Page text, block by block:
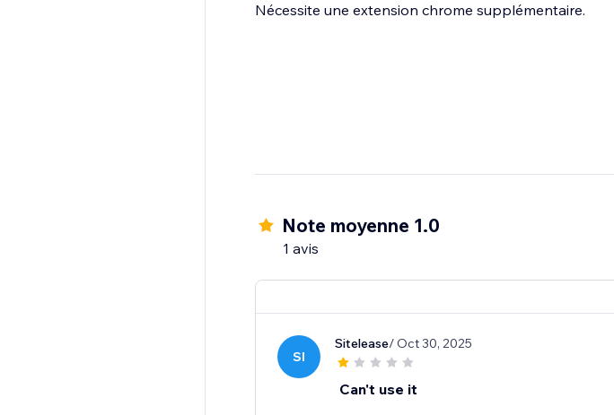
Nécessite une extension chrome supplémentaire.
Note moyenne 1.0
1 avis
SI
Sitelease/ Oct 30, 2025
Can't use it